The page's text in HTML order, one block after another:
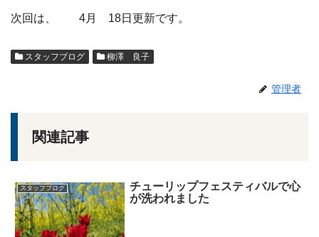
次回は、 4月 18日更新です。
スタッフブログ 柳澤 良子
管理者
関連記事
スタッフブログ
チューリップフェスティバルで心
が洗われました